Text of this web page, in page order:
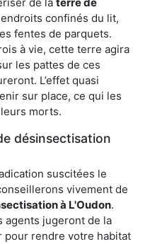
confinés du lit,
fentes de parquets.
à vie, cette terre agira
les pattes de ces
L’effet quasi
sur place, ce qui les
morts.
désinsectisation
suscitées le
vivement de
à L'Oudon.
agents jugeront de la
pour rendre votre habitat